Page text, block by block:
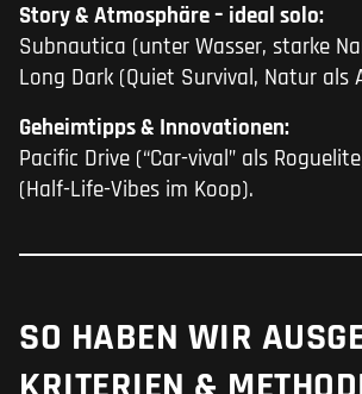
Story & Atmosphäre – ideal solo:
Subnautica (unter Wasser, starke
Long Dark (Quiet Survival, Natur als
Geheimtipps & Innovationen:
Pacific Drive (“Car-vival” als
(Half-Life-Vibes im Koop).
SO HABEN WIR